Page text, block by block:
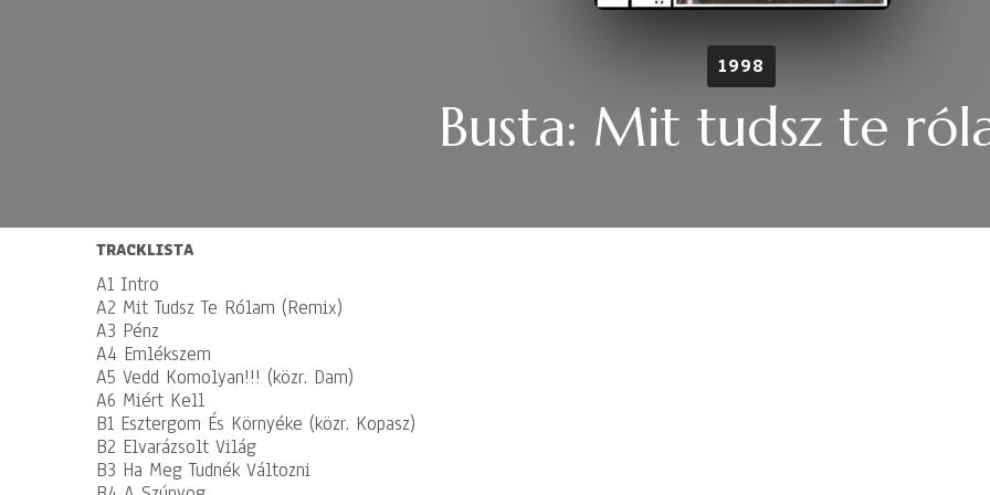
1998
Busta: Mit tudsz te
TRACKLISTA
A1 Intro
A2 Mit Tudsz Te Rólam (Remix)
A3 Pénz
A4 Emlékszem
A5 Vedd Komolyan!!! (közr. Dam)
A6 Miért Kell
B1 Esztergom És Környéke (közr. Kopasz)
B2 Elvarázsolt Világ
B3 Ha Meg Tudnék Változni